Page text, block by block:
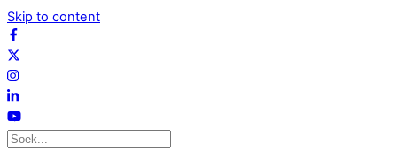
Skip to content